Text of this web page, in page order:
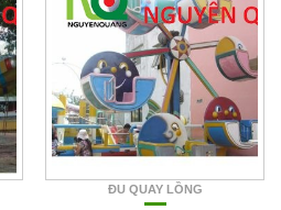
ĐU QUAY LỒNG